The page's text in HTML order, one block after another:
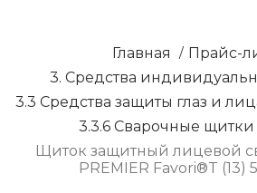
Главная / Прайс-
3. Средства
3.3 Средства защиты глаз и
3.3.6 Сварочные
Щиток защитный лицевой
PREMIER Favori®T (13)